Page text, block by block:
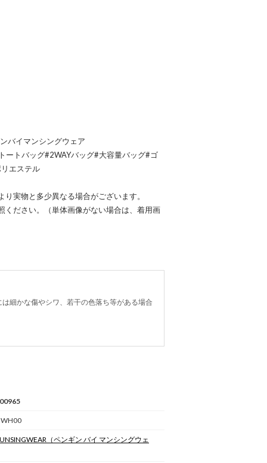
バイマンシングウェア
ートバッグ#2WAYバッグ#大容量バッグ#ゴ
エステル
実物と多少異なる場合がございます。
ください。（単体画像がない場合は、着用画
細かな傷やシワ、若干の色落ち等がある場合
（ペンギン バイ マンシングウェ